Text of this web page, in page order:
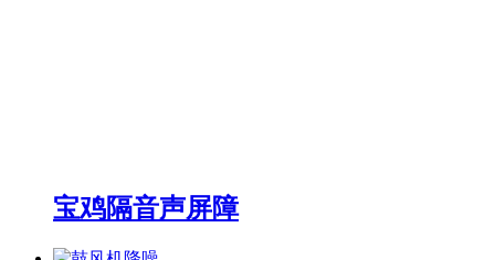
宝鸡隔音声屏障